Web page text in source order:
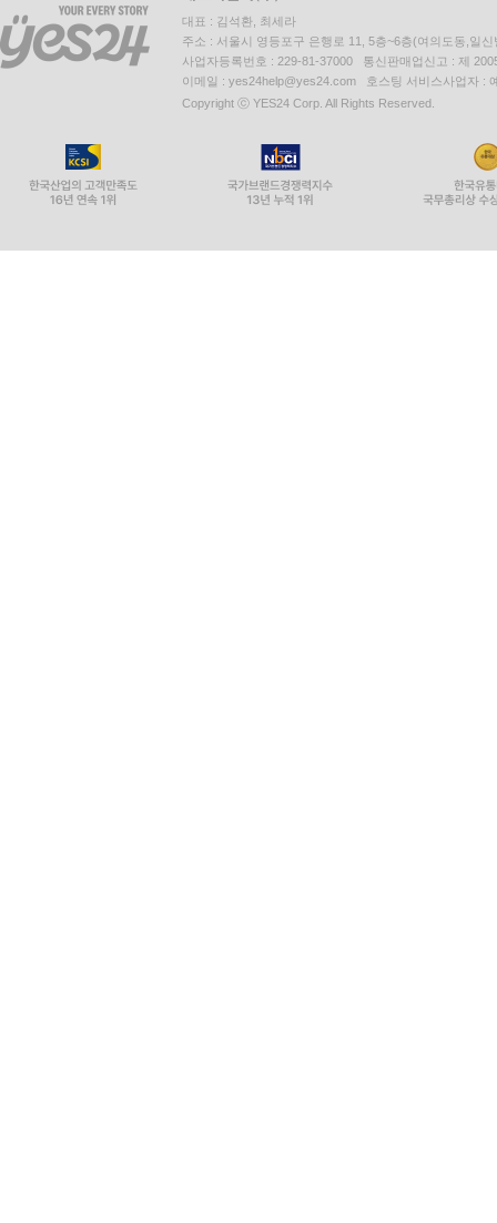
대표 : 김석환, 최세라
주소 : 서울시 영등포구 은행로 11, 5층~6층(여의도동,일신
사업자등록번호 : 229-81-37000 통신판매업신고 : 제
이메일 : yes24help@yes24.com 호스팅 서비스사업자 :
Copyright ⓒ YES24 Corp. All Rights Reserved.